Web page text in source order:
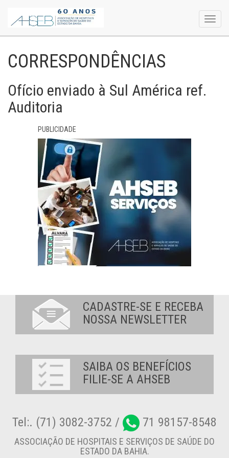
CORRESPONDÊNCIAS
Ofício enviado à Sul América ref.
Auditoria
PUBLICIDADE
CADASTRE-SE E RECEBA
NOSSA NEWSLETTER
SAIBA OS BENEFÍCIOS
FILIE-SE A AHSEB
Tel:. (71) 3082-3752 / 71 98157-8548
ASSOCIAÇÃO DE HOSPITAIS E SERVIÇOS DE SAÚDE DO
ESTADO DA BAHIA.